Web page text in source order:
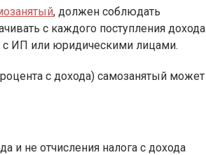
, должен соблюдать
с каждого поступления дохода
с ИП или юридическими лицами.
с дохода) самозанятый может
и не отчисления налога с дохода